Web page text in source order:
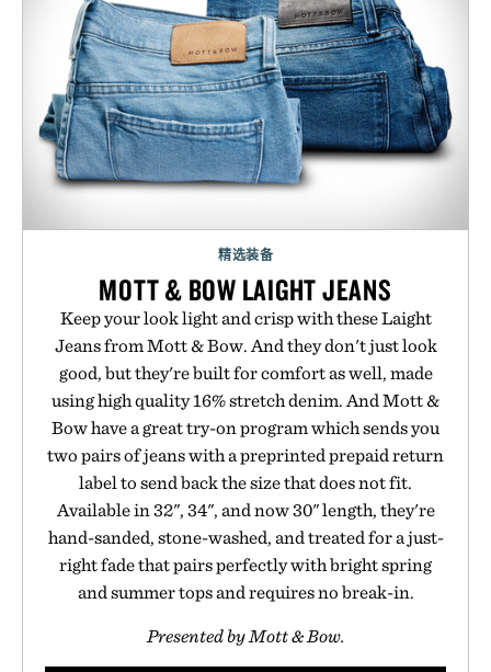
精选装备
MOTT & BOW LAIGHT JEANS
Keep your look light and crisp with these Laight
Jeans from Mott & Bow. And they don't just look
good, but they're built for comfort as well, made
using high quality 16% stretch denim. And Mott &
Bow have a great try-on program which sends you
two pairs of jeans with a preprinted prepaid return
label to send back the size that does not fit.
Available in 32", 34", and now 30" length, they're
hand-sanded, stone-washed, and treated for a just-
right fade that pairs perfectly with bright spring
and summer tops and requires no break-in.
Presented by Mott & Bow.